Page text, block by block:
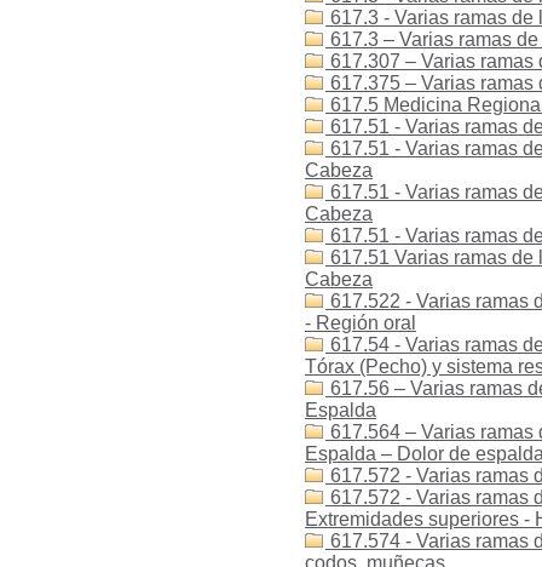
617.3 - Varias ramas
617.3 – Varias ramas
617.307 – Varias
617.375 – Varias
617.5 Medicina
617.51 - Varias ramas
617.51 - Varias ramas
Cabeza
617.51 - Varias ramas
Cabeza
617.51 - Varias ramas
617.51 Varias ramas
Cabeza
617.522 - Varias ramas
- Región oral
617.54 - Varias ramas
Tórax (Pecho) y sistema
617.56 – Varias ramas
Espalda
617.564 – Varias
Espalda – Dolor de
617.572 - Varias ramas
617.572 - Varias ramas
Extremidades superiores -
617.574 - Varias ramas
codos, muñecas